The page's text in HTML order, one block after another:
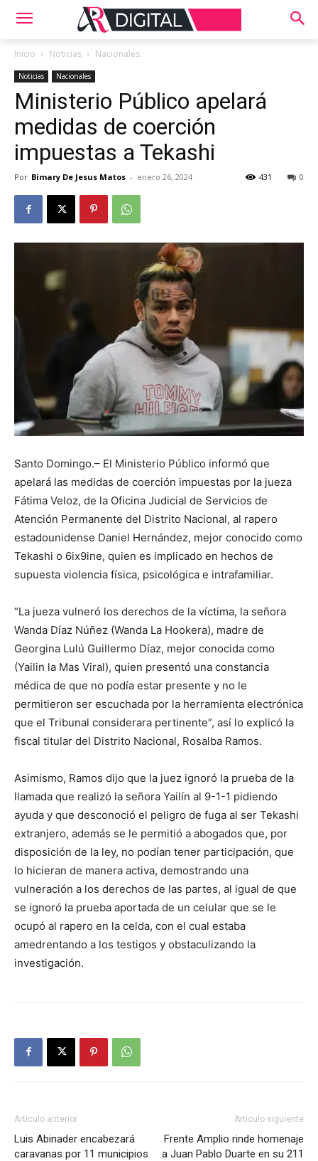
Inicio Noticias Nacionales
Noticias Nacionales
Ministerio Público apelará
medidas de coerción
impuestas a Tekashi
Por Bimary De Jesus Matos - enero 26, 2024 0
431
Santo Domingo.– El Ministerio Público informó que
apelará las medidas de coerción impuestas por la jueza
Fátima Veloz, de la Oficina Judicial de Servicios de
Atención Permanente del Distrito Nacional, al rapero
estadounidense Daniel Hernández, mejor conocido como
Tekashi o 6ix9ine, quien es implicado en hechos de
supuesta violencia física, psicológica e intrafamiliar.
“La jueza vulneró los derechos de la víctima, la señora
Wanda Díaz Núñez (Wanda La Hookera), madre de
Georgina Lulú Guillermo Díaz, mejor conocida como
(Yailin la Mas Viral), quien presentó una constancia
médica de que no podía estar presente y no le
permitieron ser escuchada por la herramienta electrónica
que el Tribunal considerara pertinente”, así lo explicó la
fiscal titular del Distrito Nacional, Rosalba Ramos.
Asimismo, Ramos dijo que la juez ignoró la prueba de la
llamada que realizó la señora Yailín al 9-1-1 pidiendo
ayuda y que desconoció el peligro de fuga al ser Tekashi
extranjero, además se le permitió a abogados que, por
disposición de la ley, no podían tener participación, que
lo hicieran de manera activa, demostrando una
vulneración a los derechos de las partes, al igual de que
se ignoró la prueba aportada de un celular que se le
ocupó al rapero en la celda, con el cual estaba
amedrentando a los testigos y obstaculizando la
investigación.
Artículo anterior
Luis Abinader encabezará
caravanas por 11 municipios
Artículo siguiente
Frente Amplio rinde homenaje
a Juan Pablo Duarte en su 211